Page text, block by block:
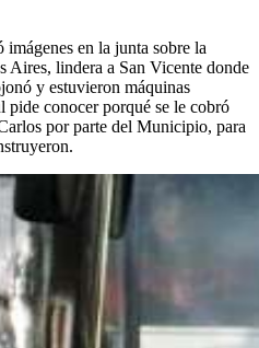
en la junta sobre la
Aires, lindera a San Vicente donde
y estuvieron máquinas
pide conocer porqué se le cobró
por parte del Municipio, para